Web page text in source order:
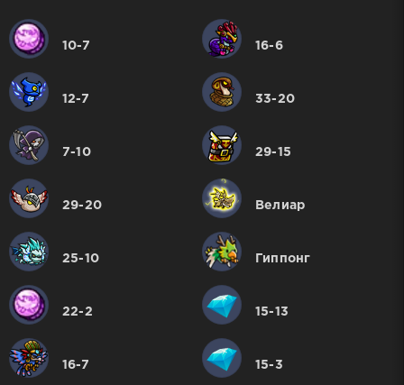
10-7 16-6
12-7 33-20
7-10 29-15
29-20 Велиар
25-10 Гиппонг
22-2 15-13
16-7 15-3